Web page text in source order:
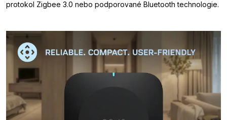
protokol Zigbee 3.0 nebo podporované Bluetooth technologie.